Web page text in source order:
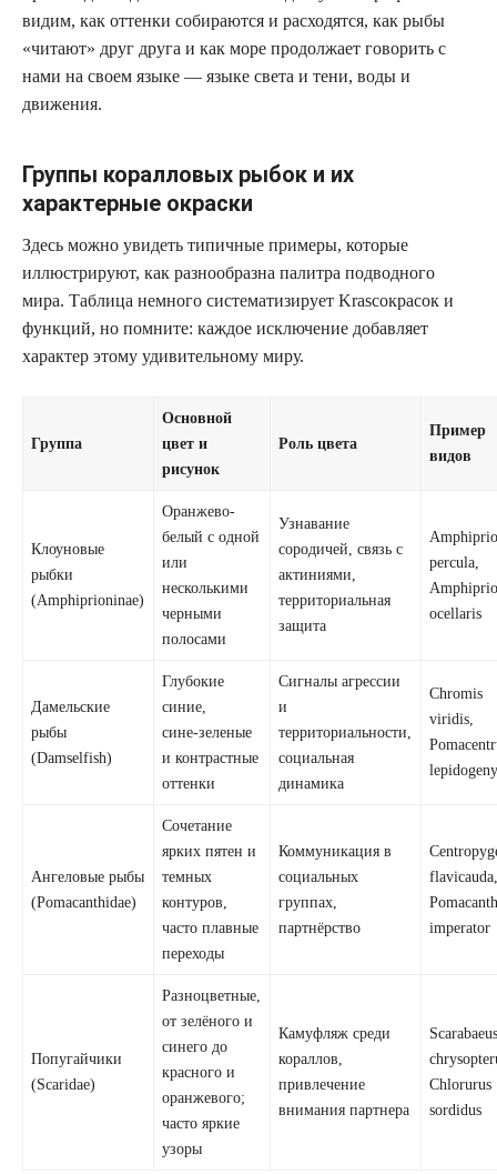
видим, как оттенки собираются и расходятся, как рыбы
«читают» друг друга и как море продолжает говорить с
нами на своем языке — языке света и тени, воды и
движения.
Группы коралловых рыбок и их
характерные окраски
Здесь можно увидеть типичные примеры, которые
иллюстрируют, как разнообразна палитра подводного
мира. Таблица немного систематизирует Krasсокрасок и
функций, но помните: каждое исключение добавляет
характер этому удивительному миру.
Группа
Основной
цвет и
рисунок
Роль цвета
Пример
видов
Клоуновые
рыбки
(Amphiprioninae)
Оранжево-
белый с одной
или
несколькими
черными
полосами
Узнавание
сородичей, связь с
актиниями,
территориальная
защита
percula,
ocellaris
Дамельские
рыбы
(Damselfish)
Глубокие
синие,
сине‑зеленые
и контрастные
оттенки
Сигналы агрессии
и
территориальности,
социальная
динамика
Chromis
viridis,
Ангеловые рыбы
(Pomacanthidae)
Сочетание
ярких пятен и
темных
контуров,
часто плавные
переходы
Коммуникация в
социальных
группах,
партнёрство
imperator
Попугайчики
(Scaridae)
Разноцветные,
от зелёного и
синего до
красного и
оранжевого;
часто яркие
узоры
Камуфляж среди
кораллов,
привлечение
внимания партнера
Chlorurus
sordidus